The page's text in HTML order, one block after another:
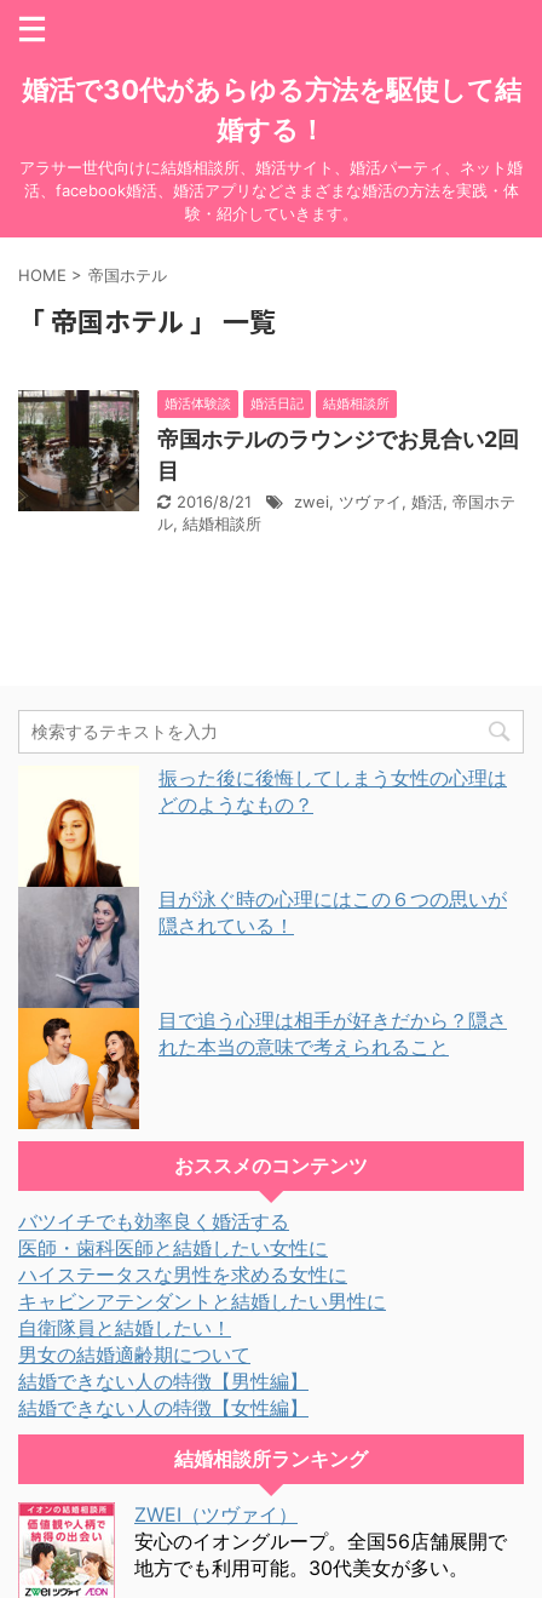
婚活で30代があらゆる方法を駆使して結
婚する！
アラサー世代向けに結婚相談所、婚活サイト、婚活パーティ、ネット婚
活、facebook婚活、婚活アプリなどさまざまな婚活の方法を実践・体
験・紹介していきます。
HOME > 帝国ホテル
「 帝国ホテル 」 一覧
婚活体験談 婚活日記 結婚相談所
帝国ホテルのラウンジでお見合い2回
目
2016/8/21 zwei, ツヴァイ, 婚活, 帝国ホテ
ル, 結婚相談所
振った後に後悔してしまう女性の心理は
どのようなもの？
目が泳ぐ時の心理にはこの６つの思いが
隠されている！
目で追う心理は相手が好きだから？隠さ
れた本当の意味で考えられること
おススメのコンテンツ
バツイチでも効率良く婚活する
医師・歯科医師と結婚したい女性に
ハイステータスな男性を求める女性に
キャビンアテンダントと結婚したい男性に
自衛隊員と結婚したい！
男女の結婚適齢期について
結婚できない人の特徴【男性編】
結婚できない人の特徴【女性編】
結婚相談所ランキング
ZWEI（ツヴァイ）
安心のイオングループ。全国56店舗展開で
地方でも利用可能。30代美女が多い。